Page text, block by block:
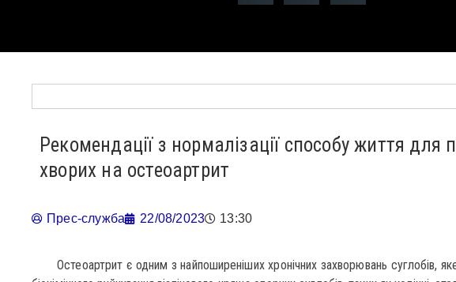
Рекомендації з нормалізації способу життя для
хворих на остеоартрит
Прес-служба 22/08/2023 13:30
Остеоартрит є одним з найпоширеніших хронічних захворювань суглобів, яке